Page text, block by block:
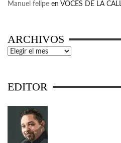
Manuel felipe en VOCES DE LA
ARCHIVOS
Archivos
EDITOR